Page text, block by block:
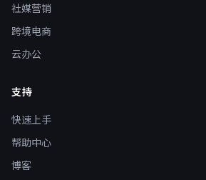
社媒营销
跨境电商
云办公
支持
快速上手
帮助中心
博客